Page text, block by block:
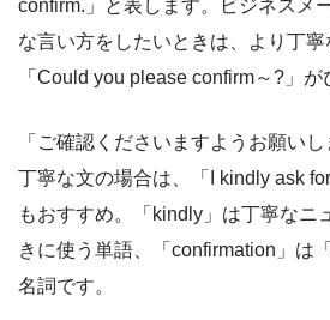
confirm.」と表します。ビジネスメ
な言い方をしたいときは、より丁
「Could you please confirm～?」が
「ご確認くださいますようお願い
丁寧な文の場合は、「I kindly ask
もおすすめ。「kindly」は丁寧なニ
きに使う単語、「confirmation」は
名詞です。